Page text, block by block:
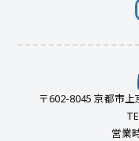
〒602-8045 京都市
営業